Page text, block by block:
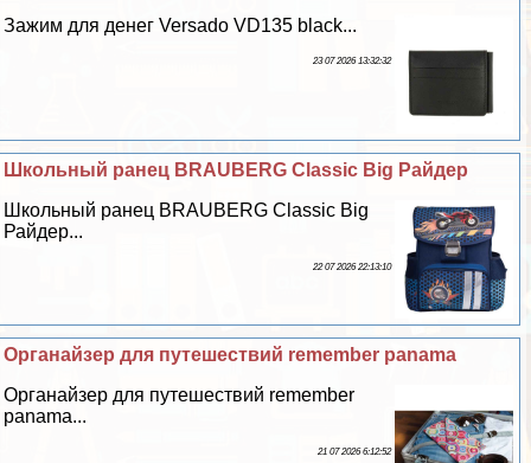
Зажим для денег Versado VD135 black...
23 07 2026 13:32:32
Школьный ранец BRAUBERG Classic Big Райдер
Школьный ранец BRAUBERG Classic Big
Райдер...
22 07 2026 22:13:10
Органайзер для путешествий remember panama
Органайзер для путешествий remember
panama...
21 07 2026 6:12:52